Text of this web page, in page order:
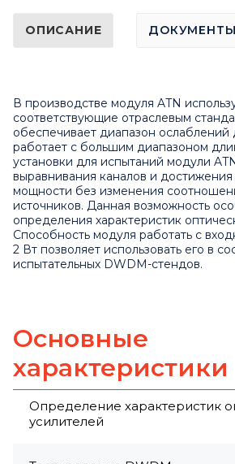
ОПИСАНИЕ ДОКУМЕНТЫ
В производстве модуля ATN
соответствующие отраслевым
обеспечивает диапазон
работает с большим диапазоном
установки для испытаний модули
выравнивания каналов и
мощности без изменения
источников. Данная возможность
определения характеристик
Способность модуля работать с
2 Вт позволяет использовать его в
испытательных DWDM-стендов.
Основные
характеристики
Определение характеристик
усилителей